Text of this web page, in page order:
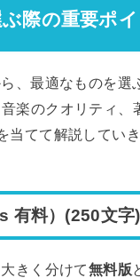
際の重要ポ
、最適なものを
楽のクオリティ
てて解説していき
有料）(250文字)
きく分けて無料版